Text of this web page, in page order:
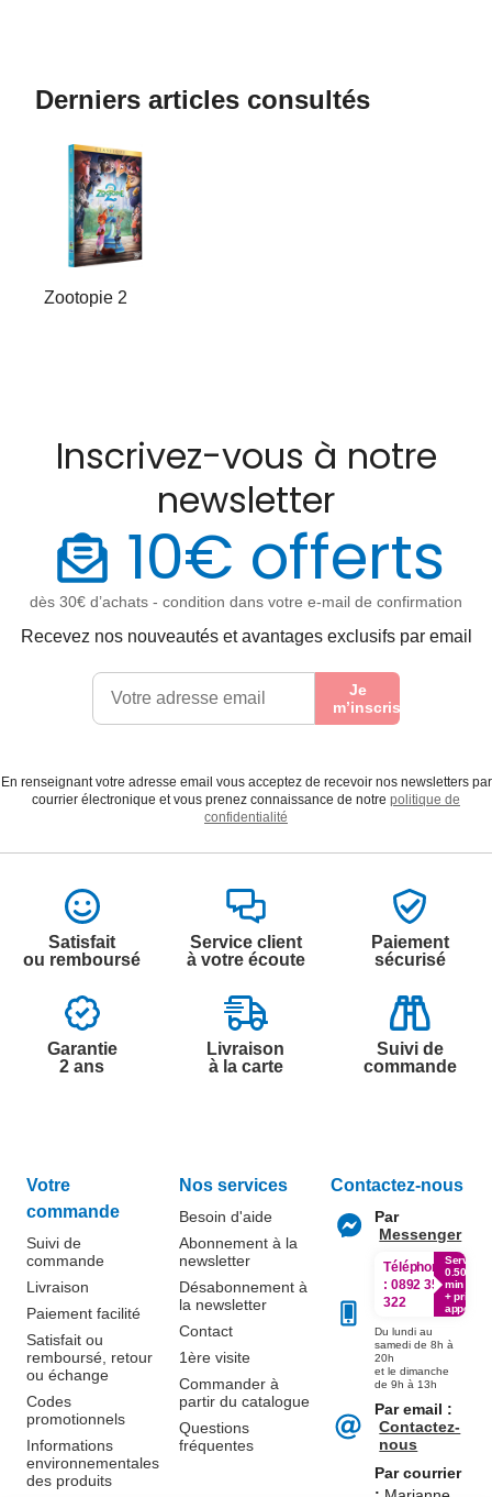
Derniers articles consultés
Zootopie 2
Inscrivez-vous à notre
newsletter
10€ offerts
dès 30€ d’achats - condition dans votre e-mail de confirmation
Recevez nos nouveautés et avantages exclusifs par email
Je
m’inscris
En renseignant votre adresse email vous acceptez de recevoir nos newsletters par
courrier électronique et vous prenez connaissance de notre politique de
confidentialité
Satisfait
ou remboursé
Service client
à votre écoute
Paiement
sécurisé
Garantie
2 ans
Livraison
à la carte
Suivi de
commande
Votre
commande
Suivi de
commande
Livraison
Paiement facilité
Satisfait ou
remboursé, retour
ou échange
Codes
promotionnels
Informations
environnementales
des produits
Nos services
Besoin d'aide
Abonnement à la
newsletter
Désabonnement à
la newsletter
Contact
1ère visite
Commander à
partir du catalogue
Questions
fréquentes
Contactez-nous
Par
Messenger
Téléphone
: 0892 350
322
Service
0.50€ /
min
+ prix
appel
Du lundi au
samedi de 8h à
20h
et le dimanche
de 9h à 13h
Par email :
Contactez-
nous
Par courrier